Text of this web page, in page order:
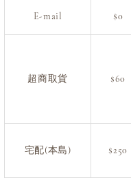
E-mail $0
超商取貨 $60
宅配(本島) $250